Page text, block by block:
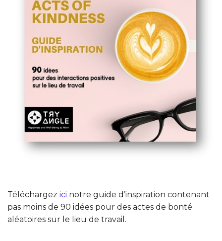
Téléchargez ici notre guide d’inspiration contenant
pas moins de 90 idées pour des actes de bonté
aléatoires sur le lieu de travail.